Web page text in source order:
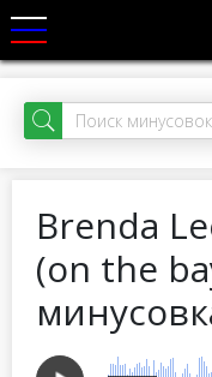
Brenda
(on the